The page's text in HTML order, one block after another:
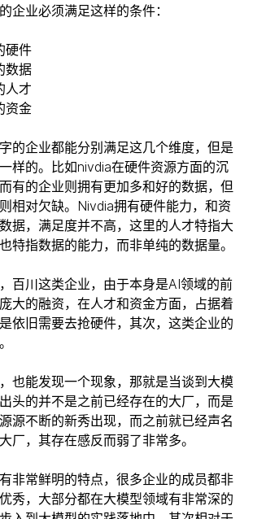
企业必须满足这样的条件：
硬件
数据
人才
资金
的企业都能分别满足这几个维度，但是
样的。比如nivdia在硬件资源方面的沉
有的企业则拥有更加多和好的数据，但
相对欠缺。Nivdia拥有硬件能力，和资
据，满足度并不高，这里的人才特指大
特指数据的能力，而非单纯的数据量。
百川这类企业，由于本身是AI领域的前
大的融资，在人才和资金方面，占据着
依旧需要去抢硬件，其次，这类企业的
也能发现一个现象，那就是当谈到大模
头的并不是之前已经存在的大厂，而是
源不断的新秀出现，而之前就已经声名
厂，其存在感反而弱了非常多。
非常鲜明的特点，很多企业的成员都非
秀，大部分都在大模型领域有非常深的